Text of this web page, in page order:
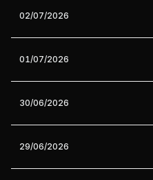
02/07/2026
01/07/2026
30/06/2026
29/06/2026